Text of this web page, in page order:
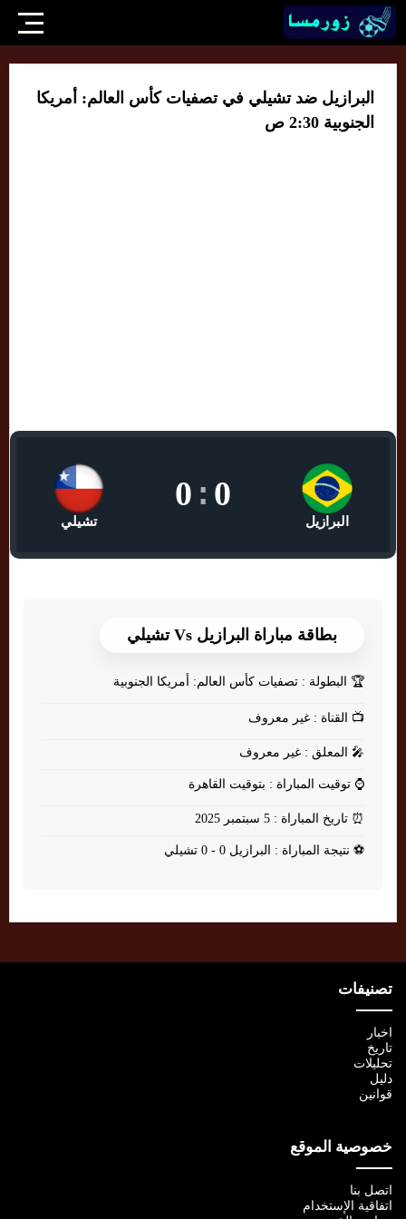
البرازيل ضد تشيلي في تصفيات كأس العالم: أمريكا
الجنوبية 2:30 ص
البرازيل
0
:
0
تشيلي
بطاقة مباراة البرازيل Vs تشيلي
🏆 البطولة : تصفيات كأس العالم: أمريكا الجنوبية
📺 القناة : غير معروف
🎤 المعلق : غير معروف
⌚ توقيت المباراة : بتوقيت القاهرة
⏰ تاريخ المباراة : 5 سبتمبر 2025
⚽ نتيجة المباراة : البرازيل 0 - 0 تشيلي
تصنيفات
اخبار
تاريخ
تحليلات
دليل
قوانين
خصوصية الموقع
اتصل بنا
اتفاقية الإستخدام